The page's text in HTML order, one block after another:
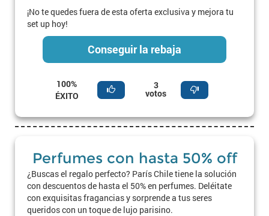
¡No te quedes fuera de esta oferta exclusiva y mejora tu
set up hoy!
Conseguir la rebaja
100%
ÉXITO
3
votos
Perfumes con hasta 50% off
¿Buscas el regalo perfecto? París Chile tiene la solución
con descuentos de hasta el 50% en perfumes. Deléitate
con exquisitas fragancias y sorprende a tus seres
queridos con un toque de lujo parisino.